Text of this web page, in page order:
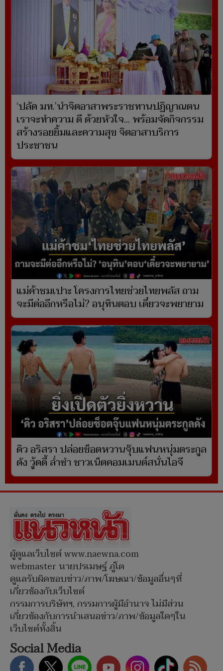
‘ปลัด มท.’นำจิตอาสาพระราชทานปฏิญาณตน
เราจะทำความ ดี ด้วยหัวใจ... พร้อมจัดกิจกรรม
สร้างรอยยิ้มและความสุข จิตอาสาบริการ
ประชาชน
แม่ค้าชมเปาะ โครงการไทยช่วยไทยพลัส ถาม
จะมีต่ออีกหรือไม่? อนุทินตอบ เดี๋ยวจะพยายาม
ดิว อริสรา ปล่อยช็อตหวานจุ๊บแฟนหนุ่มตระกูล
ดัง วู้ดดี้ ล่ำซำ ชาวเน็ตคอมเมนต์สนั่นไอจี
ผู้ดูแลเว็บไซต์ www.naewna.com
webmaster นายปรเมษฐ์ ภู่โต
ดูแลรับผิดชอบข่าว/ภาพ/โฆษณา/ข้อมูลอื่นๆที่
เกี่ยวข้องกับเว็บไซต์
กรรมการบริษัทฯ, กรรมการผู้มีอำนาจ ไม่มีส่วน
เกี่ยวข้องกับการนำเสนอข่าว/ภาพ/ข้อมูลใดๆใน
เว็บไซต์ทั้งสิ้น
Social Media